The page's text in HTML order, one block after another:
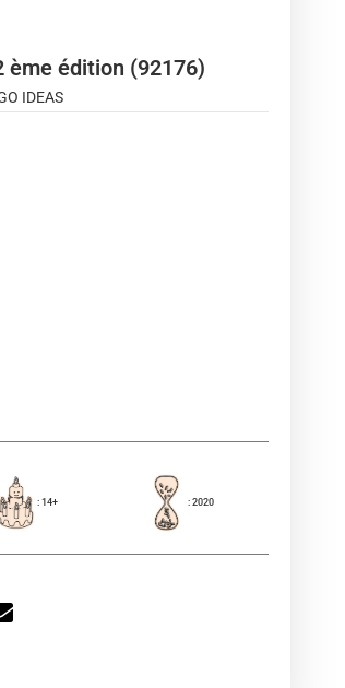
ème édition (92176)
IDEAS
: 14+ : 2020